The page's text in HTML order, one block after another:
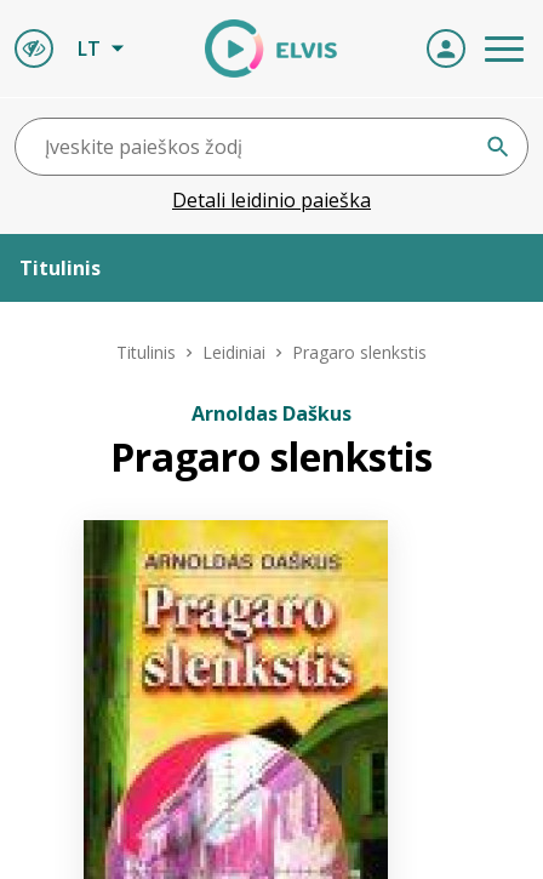
LT
Detali leidinio paieška
Titulinis
ELVIS atvyksta
Bibliotekoms
+370 667 80 541
info@elvislab.lt
Titulinis Leidiniai Pragaro slenkstis
Arnoldas Daškus
Pragaro slenkstis